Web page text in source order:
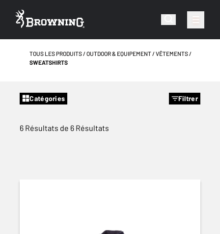
TOUS LES PRODUITS OUTDOOR & EQUIPEMENT
VÊTEMENTS
SWEATSHIRTS
Catégories Filtrer
6 Résultats de 6 Résultats